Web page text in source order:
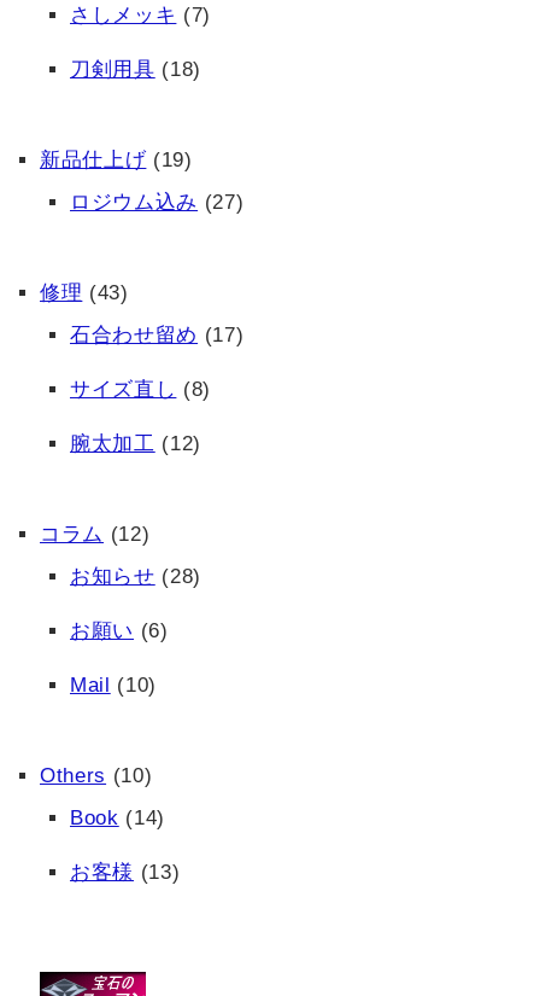
さしメッキ (7)
刀剣用具 (18)
新品仕上げ (19)
ロジウム込み (27)
修理 (43)
石合わせ留め (17)
サイズ直し (8)
腕太加工 (12)
コラム (12)
お知らせ (28)
お願い (6)
Mail (10)
Others (10)
Book (14)
お客様 (13)